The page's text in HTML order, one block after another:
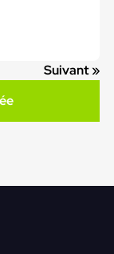
Suivant »